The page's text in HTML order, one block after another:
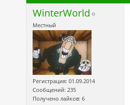
WinterWorld
Местный
Регистрация: 01.09.2014
Сообщений: 235
Получено лайков: 6